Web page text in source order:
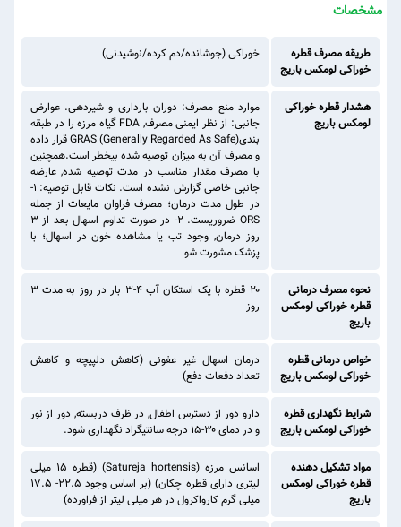
مشخصات
طریقه مصرف قطره
خوراکی لومکس باریج
خوراکی (جوشانده/دم کرده/نوشیدنی)
هشدار قطره خوراکی
لومکس باریج
موارد منع مصرف: دوران بارداری و شیردهی. عوارض
جانبی: از نظر ایمنی مصرف, FDA گیاه مرزه را در طبقه
بندیGRAS (Generally Regarded As Safe) قرار داده
و مصرف آن به میزان توصیه شده بیخطر است.همچنین
با مصرف مقدار مناسب در مدت توصیه شده, عارضه
جانبی خاصی گزارش نشده است. نکات قابل توصیه: ۱-
در طول مدت درمان؛ مصرف فراوان مایعات از جمله
ORS ضروریست. ۲- در صورت تداوم اسهال بعد از ۳
روز درمان, وجود تب یا مشاهده خون در اسهال؛ با
پزشک مشورت شو
نحوه مصرف درمانی
قطره خوراکی لومکس
باریج
۲۰ قطره با یک استکان آب ۴-۳ بار در روز به مدت ۳
روز
خواص درمانی قطره
خوراکی لومکس باریج
درمان اسهال غیر عفونی (کاهش دلپیچه و کاهش
تعداد دفعات دفع)
شرایط نگهداری قطره
خوراکی لومکس باریج
دارو دور از دسترس اطفال, در ظرف دربسته, دور از نور
و در دمای ۳۰-۱۵ درجه سانتیگراد نگهداری شود.
مواد تشکیل دهنده
قطره خوراکی لومکس
باریج
اسانس مرزه (Satureja hortensis) (قطره ۱۵ میلی
لیتری دارای قطره چکان) (بر اساس وجود ۲۲.۵- ۱۷.۵
میلی گرم کارواکرول در هر میلی لیتر از فراورده)